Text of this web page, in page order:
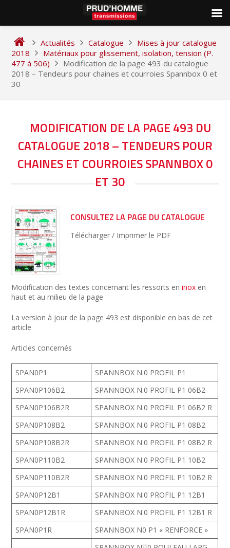
content
Actualités Catalogue
Mises à jour catalogue
2018
Matériaux pour glissement, isolation, tension (P.
477 à 506)
Modification de la page 493 du catalogue
2018 – Tendeurs pour chaines et courroies Spannbox 0 et
30
MODIFICATION DE LA PAGE 493 DU
CATALOGUE 2018 – TENDEURS POUR
CHAINES ET COURROIES SPANNBOX 0
ET 30
CONSULTEZ LA PAGE DU CATALOGUE
Télécharger / Imprimer le PDF
Modification des textes concernant les ressorts eninox en
haut et au milieu de la page
La version à jour de la page 493 est disponible en bas de cet
article
Articles concernés
SPAN0P1
SPANNBOX N.0 PROFIL P1
SPAN0P106B2
SPANNBOX N.0 PROFIL P1 06B2
SPAN0P106B2R
SPANNBOX N.0 PROFIL P1 06B2 R
SPAN0P108B2
SPANNBOX N.0 PROFIL P1 08B2
SPAN0P108B2R
SPANNBOX N.0 PROFIL P1 08B2 R
SPAN0P110B2
SPANNBOX N.0 PROFIL P1 10B2
SPAN0P110B2R
SPANNBOX N.0 PROFIL P1 10B2 R
SPAN0P12B1
SPANNBOX N.0 PROFIL P1 12B1
SPAN0P12B1R
SPANNBOX N.0 PROFIL P1 12B1 R
SPAN0P1R
SPANNBOX N0 P1 « RENFORCE »
NAVIGATION
DE
L’ARTICLE